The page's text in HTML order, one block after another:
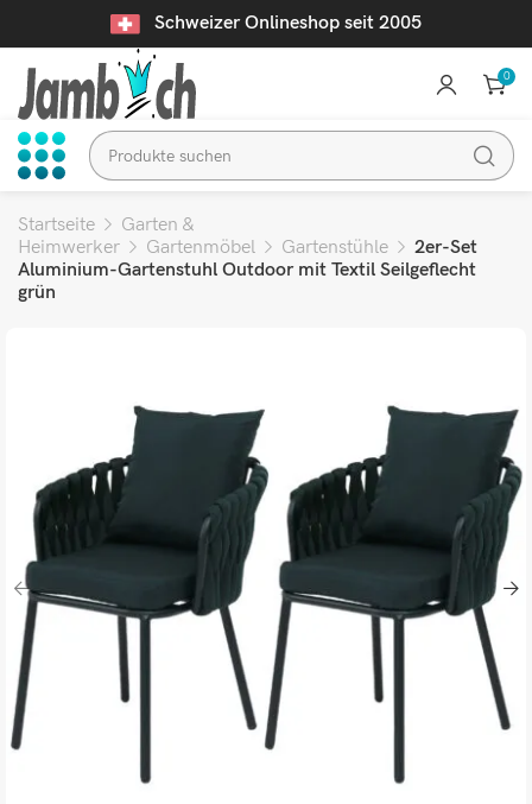
Schweizer Onlineshop seit 2005
0
Startseite
Garten &
Heimwerker
Gartenmöbel Gartenstühle
2er-Set
Aluminium-Gartenstuhl Outdoor mit Textil Seilgeflecht
grün